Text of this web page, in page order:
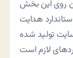
روی این بخش
هدایت
تولید شده
لازم است